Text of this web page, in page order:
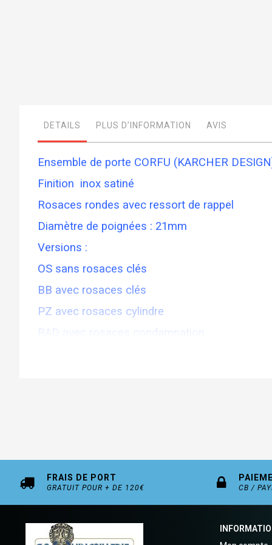
galleryDETAILS
Ensemble de porte CORFU (KARCHER
Finition inox satiné
Rosaces rondes avec ressort de rappel
Diamètre de poignées : 21mm
Versions :
OS sans rosaces clés
BB avec rosaces clés
PZ avec rosaces cylindre
BAD avec rosaces condamnation
PLUS D’INFORMATION AVIS
FRAIS DE PORT
GRATUIT POUR + DE 120€ CB /